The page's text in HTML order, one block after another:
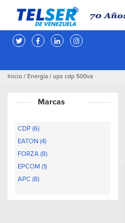
Inicio / Energía / ups cdp 500va
Marcas
CDP (6)
EATON (4)
FORZA (8)
EPCOM (1)
APC (8)